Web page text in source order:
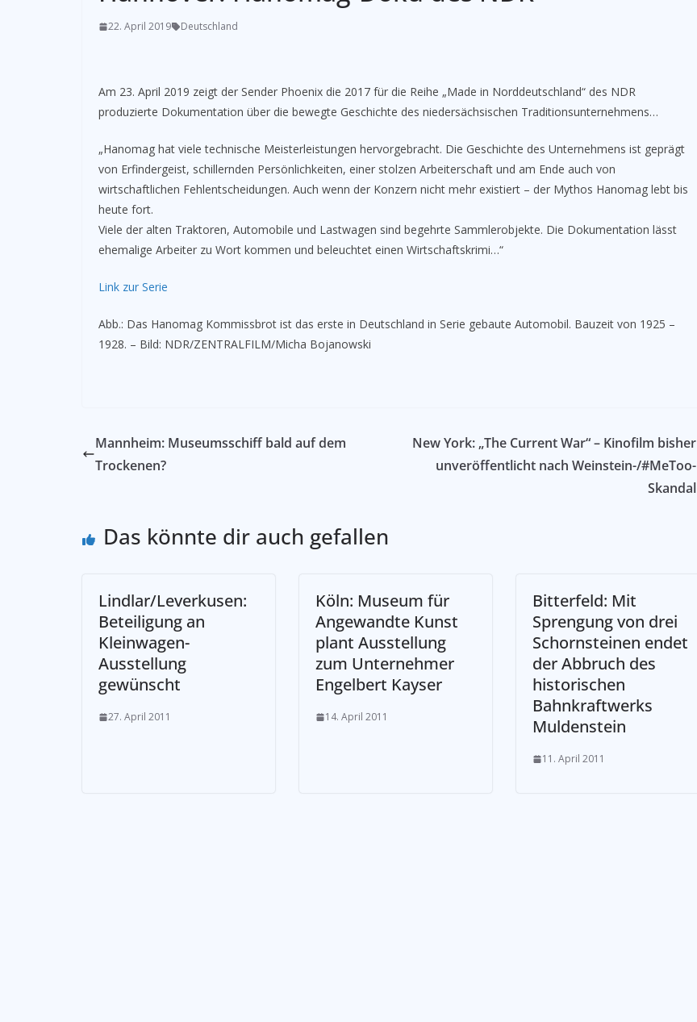
22. April 2019 Deutschland
Am 23. April 2019 zeigt der Sender Phoenix die 2017 für die Reihe „Made in Norddeutschland“ des NDR
produzierte Dokumentation über die bewegte Geschichte des niedersächsischen Traditionsunternehmens…
„Hanomag hat viele technische Meisterleistungen hervorgebracht. Die Geschichte des Unternehmens ist geprägt
von Erfindergeist, schillernden Persönlichkeiten, einer stolzen Arbeiterschaft und am Ende auch von
wirtschaftlichen Fehlentscheidungen. Auch wenn der Konzern nicht mehr existiert – der Mythos Hanomag lebt bis
heute fort.
Viele der alten Traktoren, Automobile und Lastwagen sind begehrte Sammlerobjekte. Die Dokumentation lässt
ehemalige Arbeiter zu Wort kommen und beleuchtet einen Wirtschaftskrimi…“
Link zur Serie
Abb.: Das Hanomag Kommissbrot ist das erste in Deutschland in Serie gebaute Automobil. Bauzeit von 1925 –
1928. – Bild: NDR/ZENTRALFILM/Micha Bojanowski
Mannheim: Museumsschiff bald auf dem
Trockenen?
New York: „The Current War“ – Kinofilm bisher
unveröffentlicht nach Weinstein-/#MeToo-
Skandal
Das könnte dir auch gefallen
Lindlar/Leverkusen:
Beteiligung an
Kleinwagen-
Ausstellung
gewünscht
27. April 2011
Köln: Museum für
Angewandte Kunst
plant Ausstellung
zum Unternehmer
Engelbert Kayser
14. April 2011
Bitterfeld: Mit
Sprengung von drei
Schornsteinen endet
der Abbruch des
historischen
Bahnkraftwerks
Muldenstein
11. April 2011